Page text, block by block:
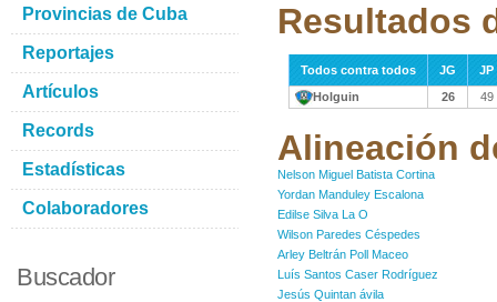
Resultados
Todos contra todos JG
JP
Holguin
26 49
Alineación
Nelson Miguel Batista Cortina
Yordan Manduley Escalona
Edilse Silva La O
Wilson Paredes Céspedes
Arley Beltrán Poll Maceo
Luís Santos Caser Rodríguez
Jesús Quintan ávila
Provincias de Cuba
Reportajes
Artículos
Records
Estadísticas
Colaboradores
Buscador